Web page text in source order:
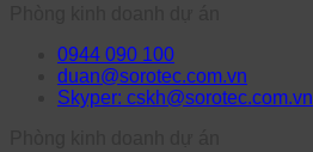
0944 090 100
duan@sorotec.com.vn
Skyper: cskh@sorotec.com.vn